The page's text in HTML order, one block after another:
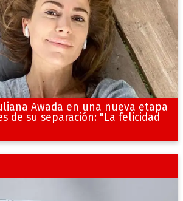
Awada en una nueva etapa
de su separación: "La felicidad